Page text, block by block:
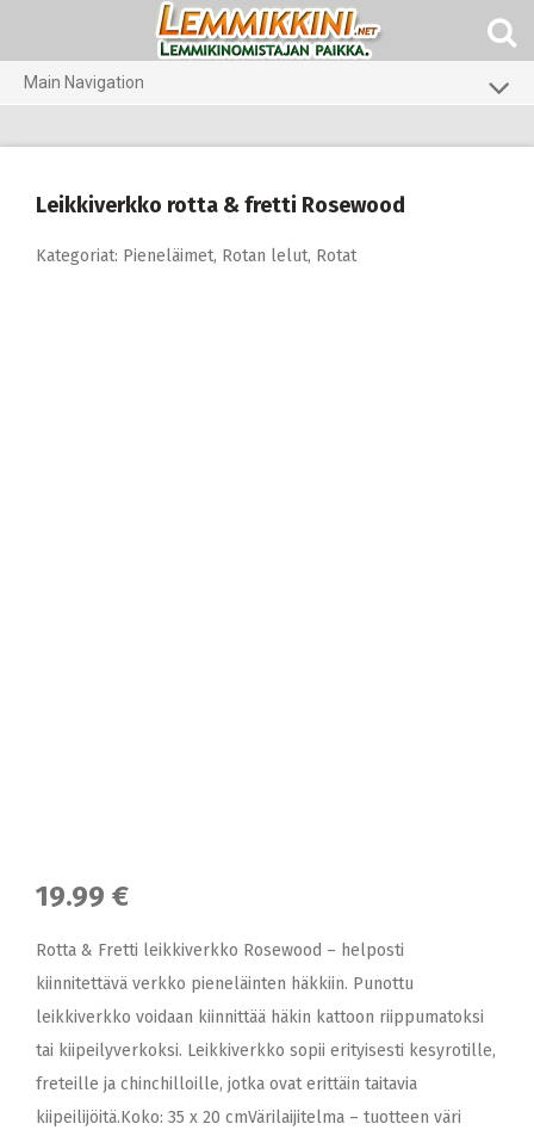
Main Navigation
Pieneläimet
Leikkiverkko rotta & fretti Rosewood
Kategoriat: Pieneläimet, Rotan lelut, Rotat
19.99 €
Rotta & Fretti leikkiverkko Rosewood – helposti
kiinnitettävä verkko pieneläinten häkkiin. Punottu
leikkiverkko voidaan kiinnittää häkin kattoon riippumatoksi
tai kiipeilyverkoksi. Leikkiverkko sopii erityisesti kesyrotille,
freteille ja chinchilloille, jotka ovat erittäin taitavia
kiipeilijöitä.Koko: 35 x 20 cmVärilaijitelma – tuotteen väri